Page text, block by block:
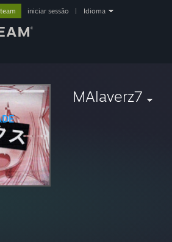
iniciar sessão Idioma
MAlaverz7